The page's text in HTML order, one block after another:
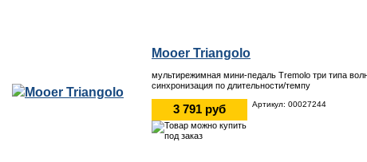
Mooer Triangolo
мультирежимная мини-педаль Tremolo три типа
синхронизация по длительности/темпу
3 791 руб Артикул: 00027244